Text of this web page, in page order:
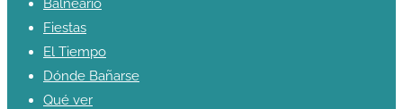
Balneario
Fiestas
El Tiempo
Dónde Bañarse
Qué ver